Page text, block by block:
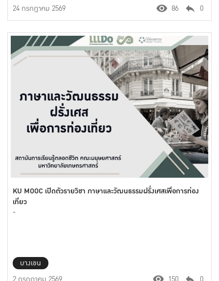
24 กรกฎาคม 2569
86 0
KU MOOC เปิดตัวรายวิชา ภาษาและวัฒนธรรมฝรั่งเศสเพื่อการท่อง
เที่ยว
-
บางเขน